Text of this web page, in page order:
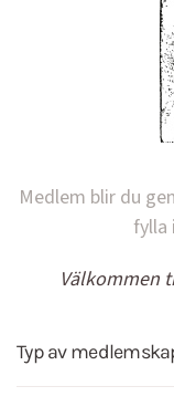
Medlem blir du
fylla
Välkommen
Typ av